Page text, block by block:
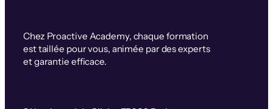
Chez Proactive Academy, chaque formation
est taillée pour vous, animée par des experts
et garantie efficace.